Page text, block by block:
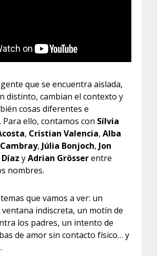
que se encuentra aislada,
distinto, cambian el contexto y
cosas diferentes e
Para ello, contamos con Sílvia
, Cristian Valencia,Alba
, Júlia Bonjoch, Jon
yAdrian Grösserentre
nombres.
que vamos a ver: un
ventana indiscreta, un motín de
los padres, un intento de
de amor sin contacto físico… y